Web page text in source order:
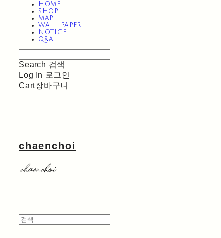
HOME
SHOP
MAP
WALL PAPER
NOTICE
Q&A
Search 검색
Log In 로그인
Cart장바구니
chaenchoi